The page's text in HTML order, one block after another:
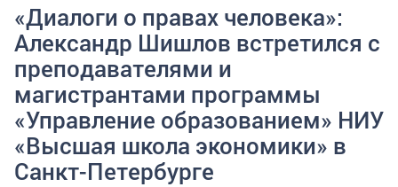
«Диалоги о правах человека»:
Александр Шишлов встретился с
преподавателями и
магистрантами программы
«Управление образованием» НИУ
«Высшая школа экономики» в
Санкт-Петербурге